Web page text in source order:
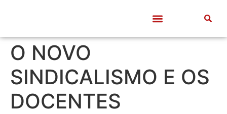
O NOVO
SINDICALISMO E OS
DOCENTES